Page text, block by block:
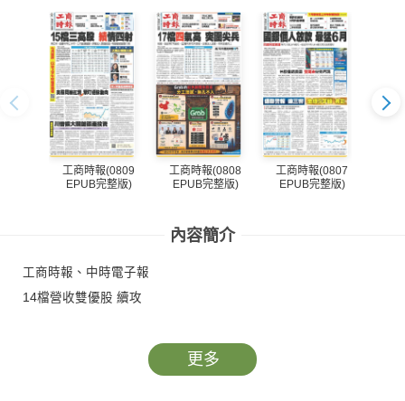
工商時報(0809
EPUB完整版)
工商時報(0808
EPUB完整版)
工商時報(0807
EPUB完整版)
內容簡介
工商時報、中時電子報
14檔營收雙優股 續攻
更多